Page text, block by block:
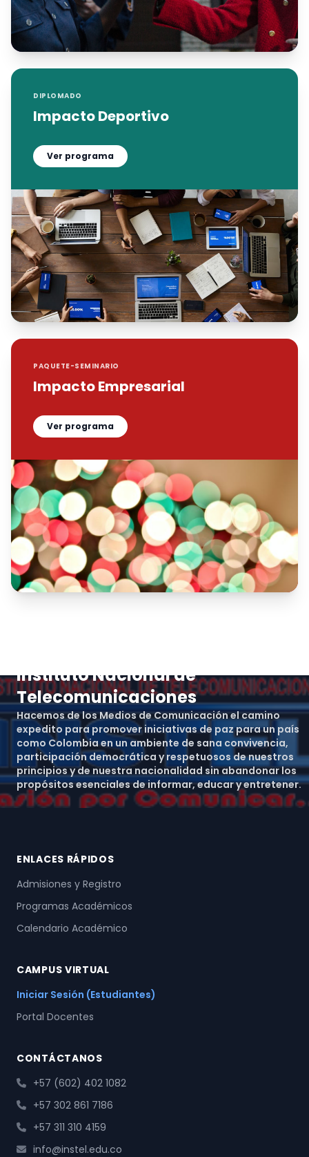
DIPLOMADO
Impacto Deportivo
Ver programa
PAQUETE-SEMINARIO
Impacto Empresarial
Ver programa
Instituto Nacional de
Telecomunicaciones
Hacemos de los Medios de Comunicación el camino
expedito para promover iniciativas de paz para un país
como Colombia en un ambiente de sana convivencia,
participación democrática y respetuosos de nuestros
principios y de nuestra nacionalidad sin abandonar los
propósitos esenciales de informar, educar y entretener.
ENLACES RÁPIDOS
Admisiones y Registro
Programas Académicos
Calendario Académico
CAMPUS VIRTUAL
Iniciar Sesión (Estudiantes)
Portal Docentes
CONTÁCTANOS
+57 (602) 402 1082
+57 302 861 7186
+57 311 310 4159
info@instel.edu.co